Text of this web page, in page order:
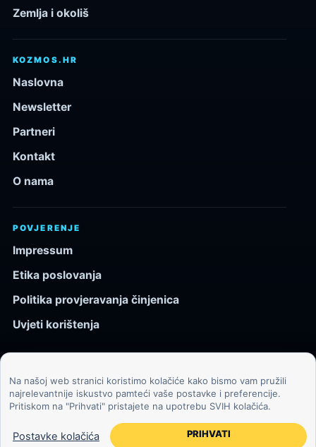
Zemlja i okoliš
KOZMOS.HR
Naslovna
Newsletter
Partneri
Kontakt
O nama
POVJERENJE
Impressum
Etika poslovanja
Politika provjeravanja činjenica
Uvjeti korištenja
© 2026 Kozmos.hr. Sva prava pridržana.
Svemir, znanost, tehnologija i velike ideje za znatiželjne
čitatelje.
Na našoj web stranici koristimo kolačiće kako bismo vam pružili
najrelevantnije iskustvo pamteći vaše postavke i preferencije.
Pritiskom na "Prihvati" pristajete na upotrebu SVIH kolačića.
Postavke kolačića PRIHVATI